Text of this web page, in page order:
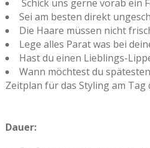
Schick uns gerne vorab ein
Sei am besten direkt
Die Haare müssen nicht
Lege alles Parat was bei
Hast du einen Lieblings-
Wann möchtest du
Zeitplan für das Styling am Tag
Dauer: